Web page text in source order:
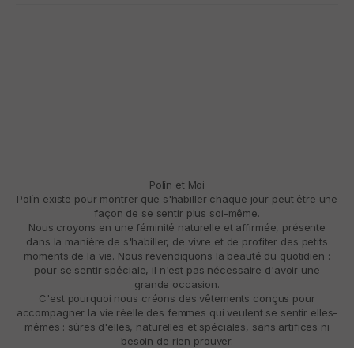
Polín et Moi
Polín existe pour montrer que s'habiller chaque jour peut être une
façon de se sentir plus soi-même.
Nous croyons en une féminité naturelle et affirmée, présente
dans la manière de s'habiller, de vivre et de profiter des petits
moments de la vie. Nous revendiquons la beauté du quotidien :
pour se sentir spéciale, il n'est pas nécessaire d'avoir une
grande occasion.
C'est pourquoi nous créons des vêtements conçus pour
accompagner la vie réelle des femmes qui veulent se sentir elles-
mêmes : sûres d'elles, naturelles et spéciales, sans artifices ni
besoin de rien prouver.